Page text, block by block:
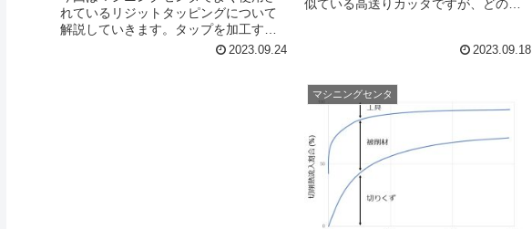
れているリジットタッピングについて
解説していきます。タップを加工する
際にはリジットタッピングはかなり有
2023.09.24
似ている高送りカッタですが、どのよ
単に説明していきたいと思います！
2023.09.18
マシニングセンタ